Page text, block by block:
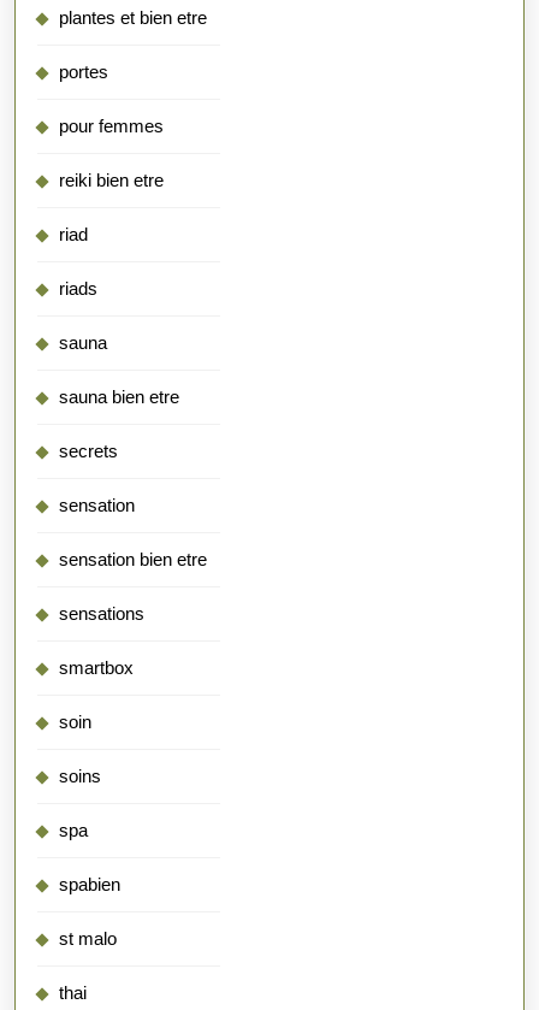
plantes et bien etre
portes
pour femmes
reiki bien etre
riad
riads
sauna
sauna bien etre
secrets
sensation
sensation bien etre
sensations
smartbox
soin
soins
spa
spabien
st malo
thai